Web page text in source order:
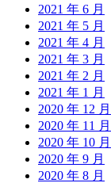
2021 年 6 月
2021 年 5 月
2021 年 4 月
2021 年 3 月
2021 年 2 月
2021 年 1 月
2020 年 12 月
2020 年 11 月
2020 年 10 月
2020 年 9 月
2020 年 8 月